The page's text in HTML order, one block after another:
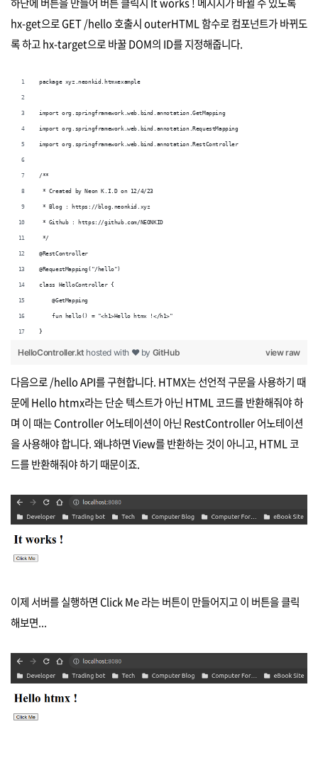
hx-get으로 GET /hello 호출시 outerHTML 함수로 컴포넌트가 바뀌도
록 하고 hx-target으로 바꿀 DOM의 ID를 지정해줍니다.
package xyz.neonkid.htmxexample
import org.springframework.web.bind.annotation.GetMapping
import org.springframework.web.bind.annotation.RequestMapping
import org.springframework.web.bind.annotation.RestController
/**
* Created by Neon K.I.D on 12/4/23
* Blog : https://blog.neonkid.xyz
* Github : https://github.com/NEONKID
*/
@RestController
@RequestMapping("/hello")
class HelloController {
    @GetMapping
    fun hello() = "<h1>Hello htmx !</h1>"
}
view raw
HelloController.kt hosted with ❤ by GitHub
다음으로 /hello API를 구현합니다. HTMX는 선언적 구문을 사용하기 때
문에 Hello htmx라는 단순 텍스트가 아닌 HTML 코드를 반환해줘야 하
며 이 때는 Controller 어노테이션이 아닌 RestController 어노테이션
을 사용해야 합니다. 왜냐하면 View를 반환하는 것이 아니고, HTML 코
드를 반환해줘야 하기 때문이죠.
이제 서버를 실행하면 Click Me 라는 버튼이 만들어지고 이 버튼을 클릭
해보면...